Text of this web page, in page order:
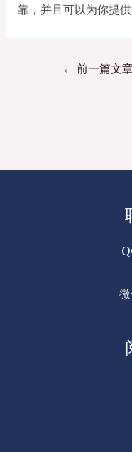
靠，并且可以为你提
← 前一篇文